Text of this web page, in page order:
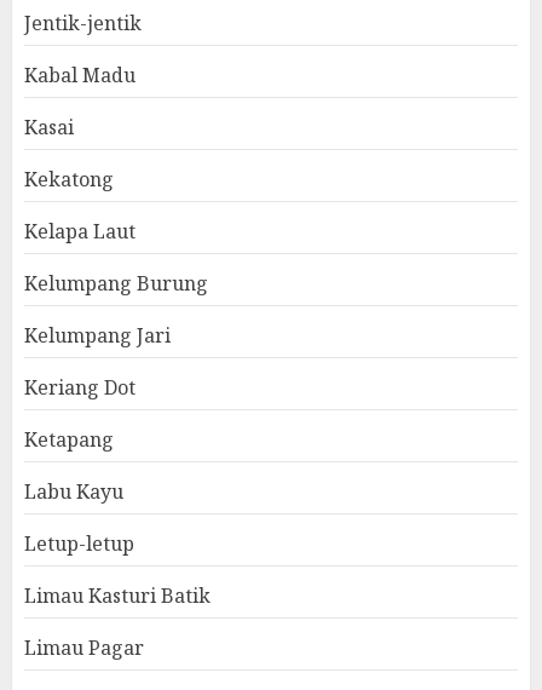
Jentik-jentik
Kabal Madu
Kasai
Kekatong
Kelapa Laut
Kelumpang Burung
Kelumpang Jari
Keriang Dot
Ketapang
Labu Kayu
Letup-letup
Limau Kasturi Batik
Limau Pagar